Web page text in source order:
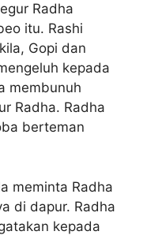
Radha
itu. Rashi
Gopi dan
kepada
membunuh
Radha. Radha
berteman
meminta Radha
di dapur. Radha
kepada